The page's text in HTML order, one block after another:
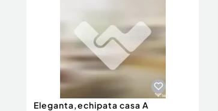
Eleganta,echipata casa A